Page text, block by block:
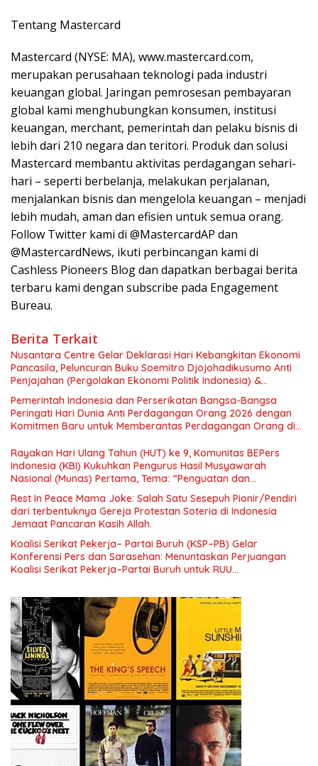
Tentang Mastercard
Mastercard (NYSE: MA), www.mastercard.com,
merupakan perusahaan teknologi pada industri
keuangan global. Jaringan pemrosesan pembayaran
global kami menghubungkan konsumen, institusi
keuangan, merchant, pemerintah dan pelaku bisnis di
lebih dari 210 negara dan teritori. Produk dan solusi
Mastercard membantu aktivitas perdagangan sehari-
hari – seperti berbelanja, melakukan perjalanan,
menjalankan bisnis dan mengelola keuangan – menjadi
lebih mudah, aman dan efisien untuk semua orang.
Follow Twitter kami di @MastercardAP dan
@MastercardNews, ikuti perbincangan kami di
Cashless Pioneers Blog dan dapatkan berbagai berita
terbaru kami dengan subscribe pada Engagement
Bureau.
Berita Terkait
Nusantara Centre Gelar Deklarasi Hari Kebangkitan Ekonomi
Pancasila, Peluncuran Buku Soemitro Djojohadikusumo Anti
Penjajahan (Pergolakan Ekonomi Politik Indonesia) &
Simposium Nasional “Urgensi Undang-Undang Perekonomian
Nasional dan Kesejahteraan Sosial dalam Menata Bangsa
Menuju Indonesia Emas 2045”,
Pemerintah Indonesia dan Perserikatan Bangsa-Bangsa
Peringati Hari Dunia Anti Perdagangan Orang 2026 dengan
Komitmen Baru untuk Memberantas Perdagangan Orang di
Rayakan Hari Ulang Tahun (HUT) ke 9, Komunitas BEPers
Indonesia (KBI) Kukuhkan Pengurus Hasil Musyawarah
Nasional (Munas) Pertama, Tema: “Penguatan dan
Pengembangan Organisasi KBI yang Berbasis Riset di seluruh
Indonesia dan Mancanegara”.
Rest In Peace Mama Joke: Salah Satu Sesepuh Pionir/Pendiri
dari terbentuknya Gereja Protestan Soteria di Indonesia
Jemaat Pancaran Kasih Allah.
Koalisi Serikat Pekerja– Partai Buruh (KSP–PB) Gelar
Konferensi Pers dan Sarasehan: Menuntaskan Perjuangan
Koalisi Serikat Pekerja–Partai Buruh untuk RUU